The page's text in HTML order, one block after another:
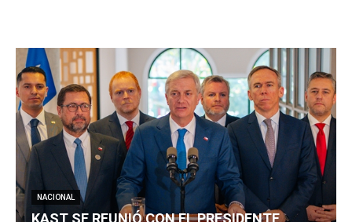
NACIONAL
KAST SE REUNIÓ CON EL PRESIDENTE